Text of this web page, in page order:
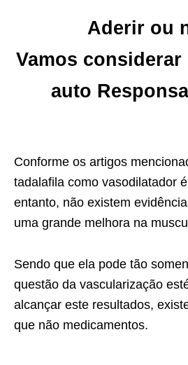
Aderir ou
Vamos
auto
Conforme os artigos
tadalafila como vasodilatador
entanto, não existem
uma grande melhora na
Sendo que ela pode tão
questão da vascularização
alcançar este resultados,
que não medicamentos.